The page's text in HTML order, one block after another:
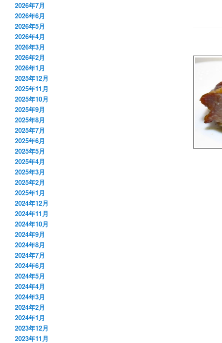
2026年7月
2026年6月
2026年5月
2026年4月
2026年3月
2026年2月
2026年1月
2025年12月
2025年11月
2025年10月
2025年9月
2025年8月
2025年7月
2025年6月
2025年5月
2025年4月
2025年3月
2025年2月
2025年1月
2024年12月
2024年11月
2024年10月
2024年9月
2024年8月
2024年7月
2024年6月
2024年5月
2024年4月
2024年3月
2024年2月
2024年1月
2023年12月
2023年11月